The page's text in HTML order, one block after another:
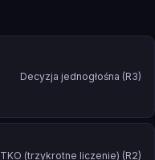
Decyzja jednogłośna (R3)
TKO (trzykrotne liczenie) (R2)